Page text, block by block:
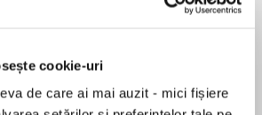
cookie-uri
de care ai mai auzit - mici fișiere
la...
Lauren Weisberger Sohn Won-pyung